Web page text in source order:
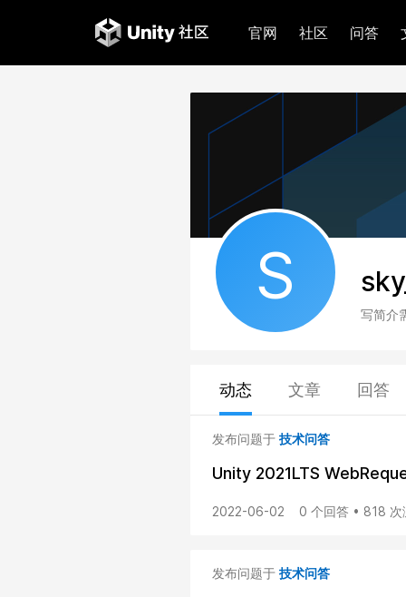
官网 社区 问答
S
写简介
动态 文章 回答
发布问题于 技术问答
Unity 2021LTS
2022-06-02 0 个回答 • 818 次
发布问题于 技术问答